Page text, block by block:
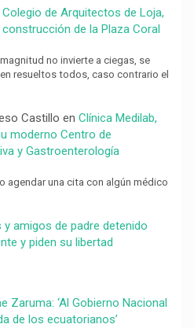
Colegio de Arquitectos de Loja,
de la Plaza Coral
no invierte a ciegas, se
resueltos todos, caso contrario el
Castillo en Clínica Medilab,
moderno Centro de
y Gastroenterología
agendar una cita con algún médico
y amigos de padre detenido
y piden su libertad
Zaruma: ‘Al Gobierno Nacional
de los ecuatorianos’